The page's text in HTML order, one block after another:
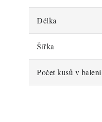
Délka
Šířka
Počet kusů v balení